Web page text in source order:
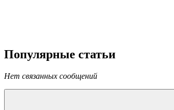
Популярные статьи
Нет связанных сообщений